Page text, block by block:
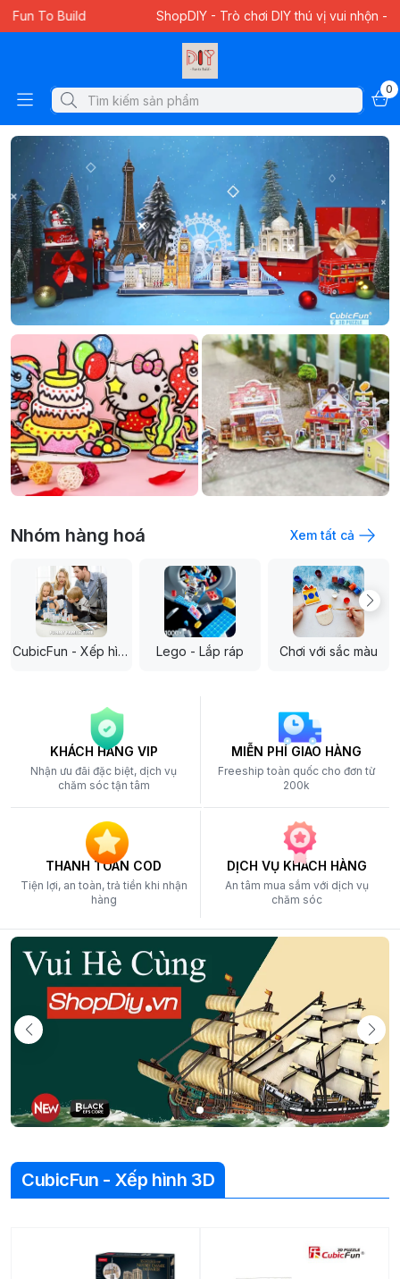
ShopDIY - Trò chơi DIY thú vị vui nhộn - Fun To Build
0
Nhóm hàng hoá Xem tất cả
CubicFun - Xếp hình 3D Lego - Lắp ráp Chơi với sắc màu
KHÁCH HÀNG VIP
Nhận ưu đãi đặc biệt, dịch vụ
chăm sóc tận tâm
MIỄN PHÍ GIAO HÀNG
Freeship toàn quốc cho đơn từ
200k
THANH TOÁN COD
Tiện lợi, an toàn, trả tiền khi nhận
hàng
DỊCH VỤ KHÁCH HÀNG
An tâm mua sắm với dịch vụ
chăm sóc
CubicFun - Xếp hình 3D